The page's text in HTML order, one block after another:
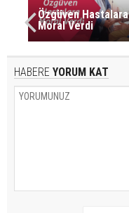
Özgüven Hastalara
Moral Verdi
HABERE YORUM KAT